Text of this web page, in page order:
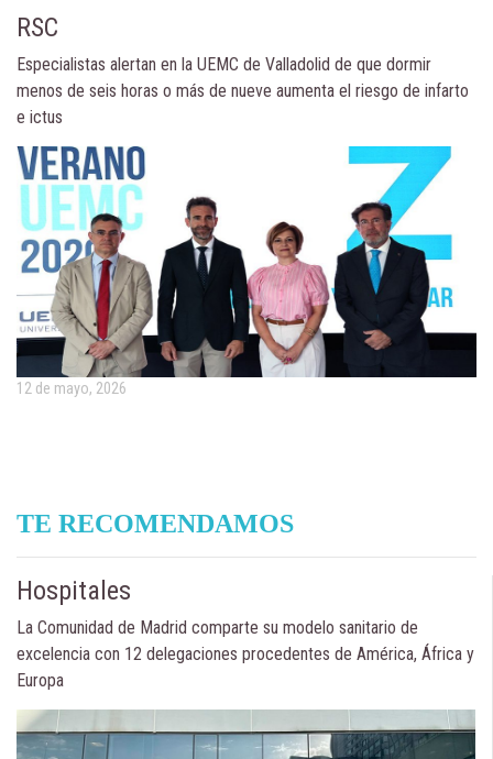
RSC
Especialistas alertan en la UEMC de Valladolid de que dormir
menos de seis horas o más de nueve aumenta el riesgo de infarto
e ictus
12 de mayo, 2026
TE RECOMENDAMOS
Hospitales
La Comunidad de Madrid comparte su modelo sanitario de
excelencia con 12 delegaciones procedentes de América, África y
Europa